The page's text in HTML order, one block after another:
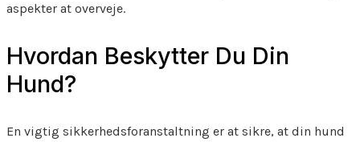
aspekter at overveje.
Hvordan Beskytter Du Din
Hund?
En vigtig sikkerhedsforanstaltning er at sikre, at din hund